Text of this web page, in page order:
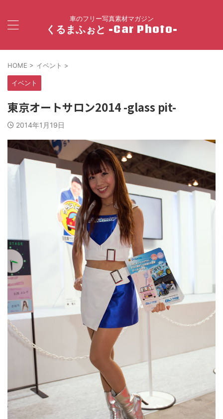
車のフリー写真素材マガジン
くるまふぉと -Car Photo-
HOME > イベント >
イベント
東京オートサロン2014 -glass pit-
2014年1月19日